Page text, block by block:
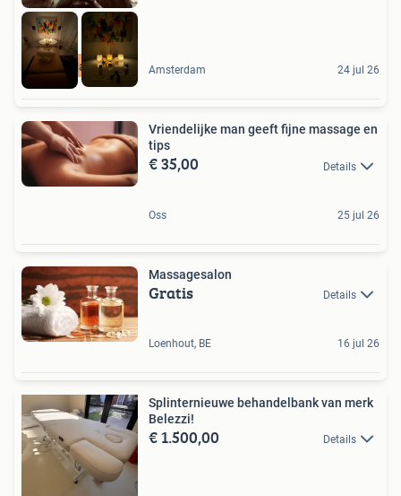
Pro_Masseur Amsterdam 24 jul 26
Vriendelijke man geeft fijne massage en
tips
€ 35,00 Details
Oss 25 jul 26
Massagesalon
Gratis Details
Loenhout, BE 16 jul 26
Splinternieuwe behandelbank van merk
Belezzi!
€ 1.500,00 Details